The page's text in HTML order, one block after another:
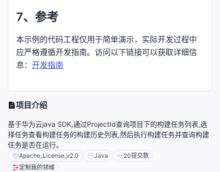
7、参考
本示例的代码工程仅用于简单演示，实际开发过程中
应严格遵循开发指南。访问以下链接可以获取详细信
息： 开发指南
项目介绍
基于华为云java SDK,通过ProjectId查询项目下的构建任务列表,选
择任务查看构建任务的构建历史列表,然后执行构建任务并查询构建
任务是否在运行。
Apache_License_v2.0 Java 20提交数
定制我的领域